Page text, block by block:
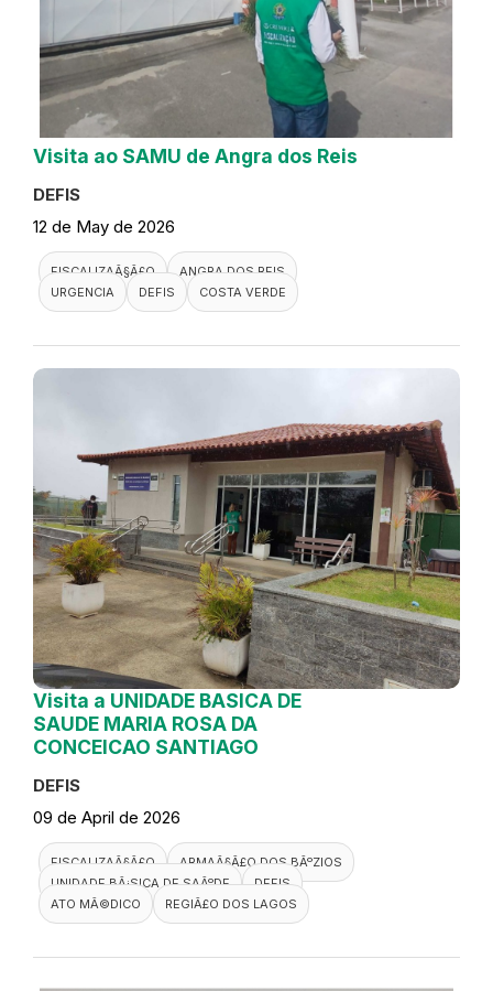
Visita ao SAMU de Angra dos Reis
DEFIS
12 de May de 2026
FISCALIZAÃ§Ã£O
ANGRA DOS REIS
URGENCIA
DEFIS COSTA VERDE
Visita a UNIDADE BASICA DE
SAUDE MARIA ROSA DA
CONCEICAO SANTIAGO
DEFIS
09 de April de 2026
FISCALIZAÃ§Ã£O
ARMAÃ§Ã£O DOS BÃºZIOS
UNIDADE BÃ¡SICA DE SAÃºDE
DEFIS
ATO MÃ©DICO
REGIÃ£O DOS LAGOS